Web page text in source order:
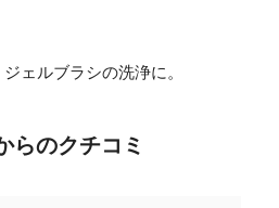
ェルブラシの洗浄に。
らのクチコミ